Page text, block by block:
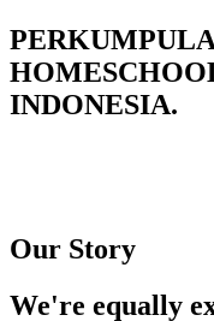
INDONESIA.
Our Story
We're equally